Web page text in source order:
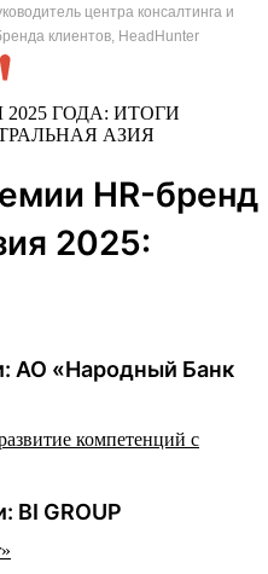
центра консалтинга и
клиентов, HeadHunter
HR-бренд
2025:
АО «Народный Банк
компетенций с
BI GROUP